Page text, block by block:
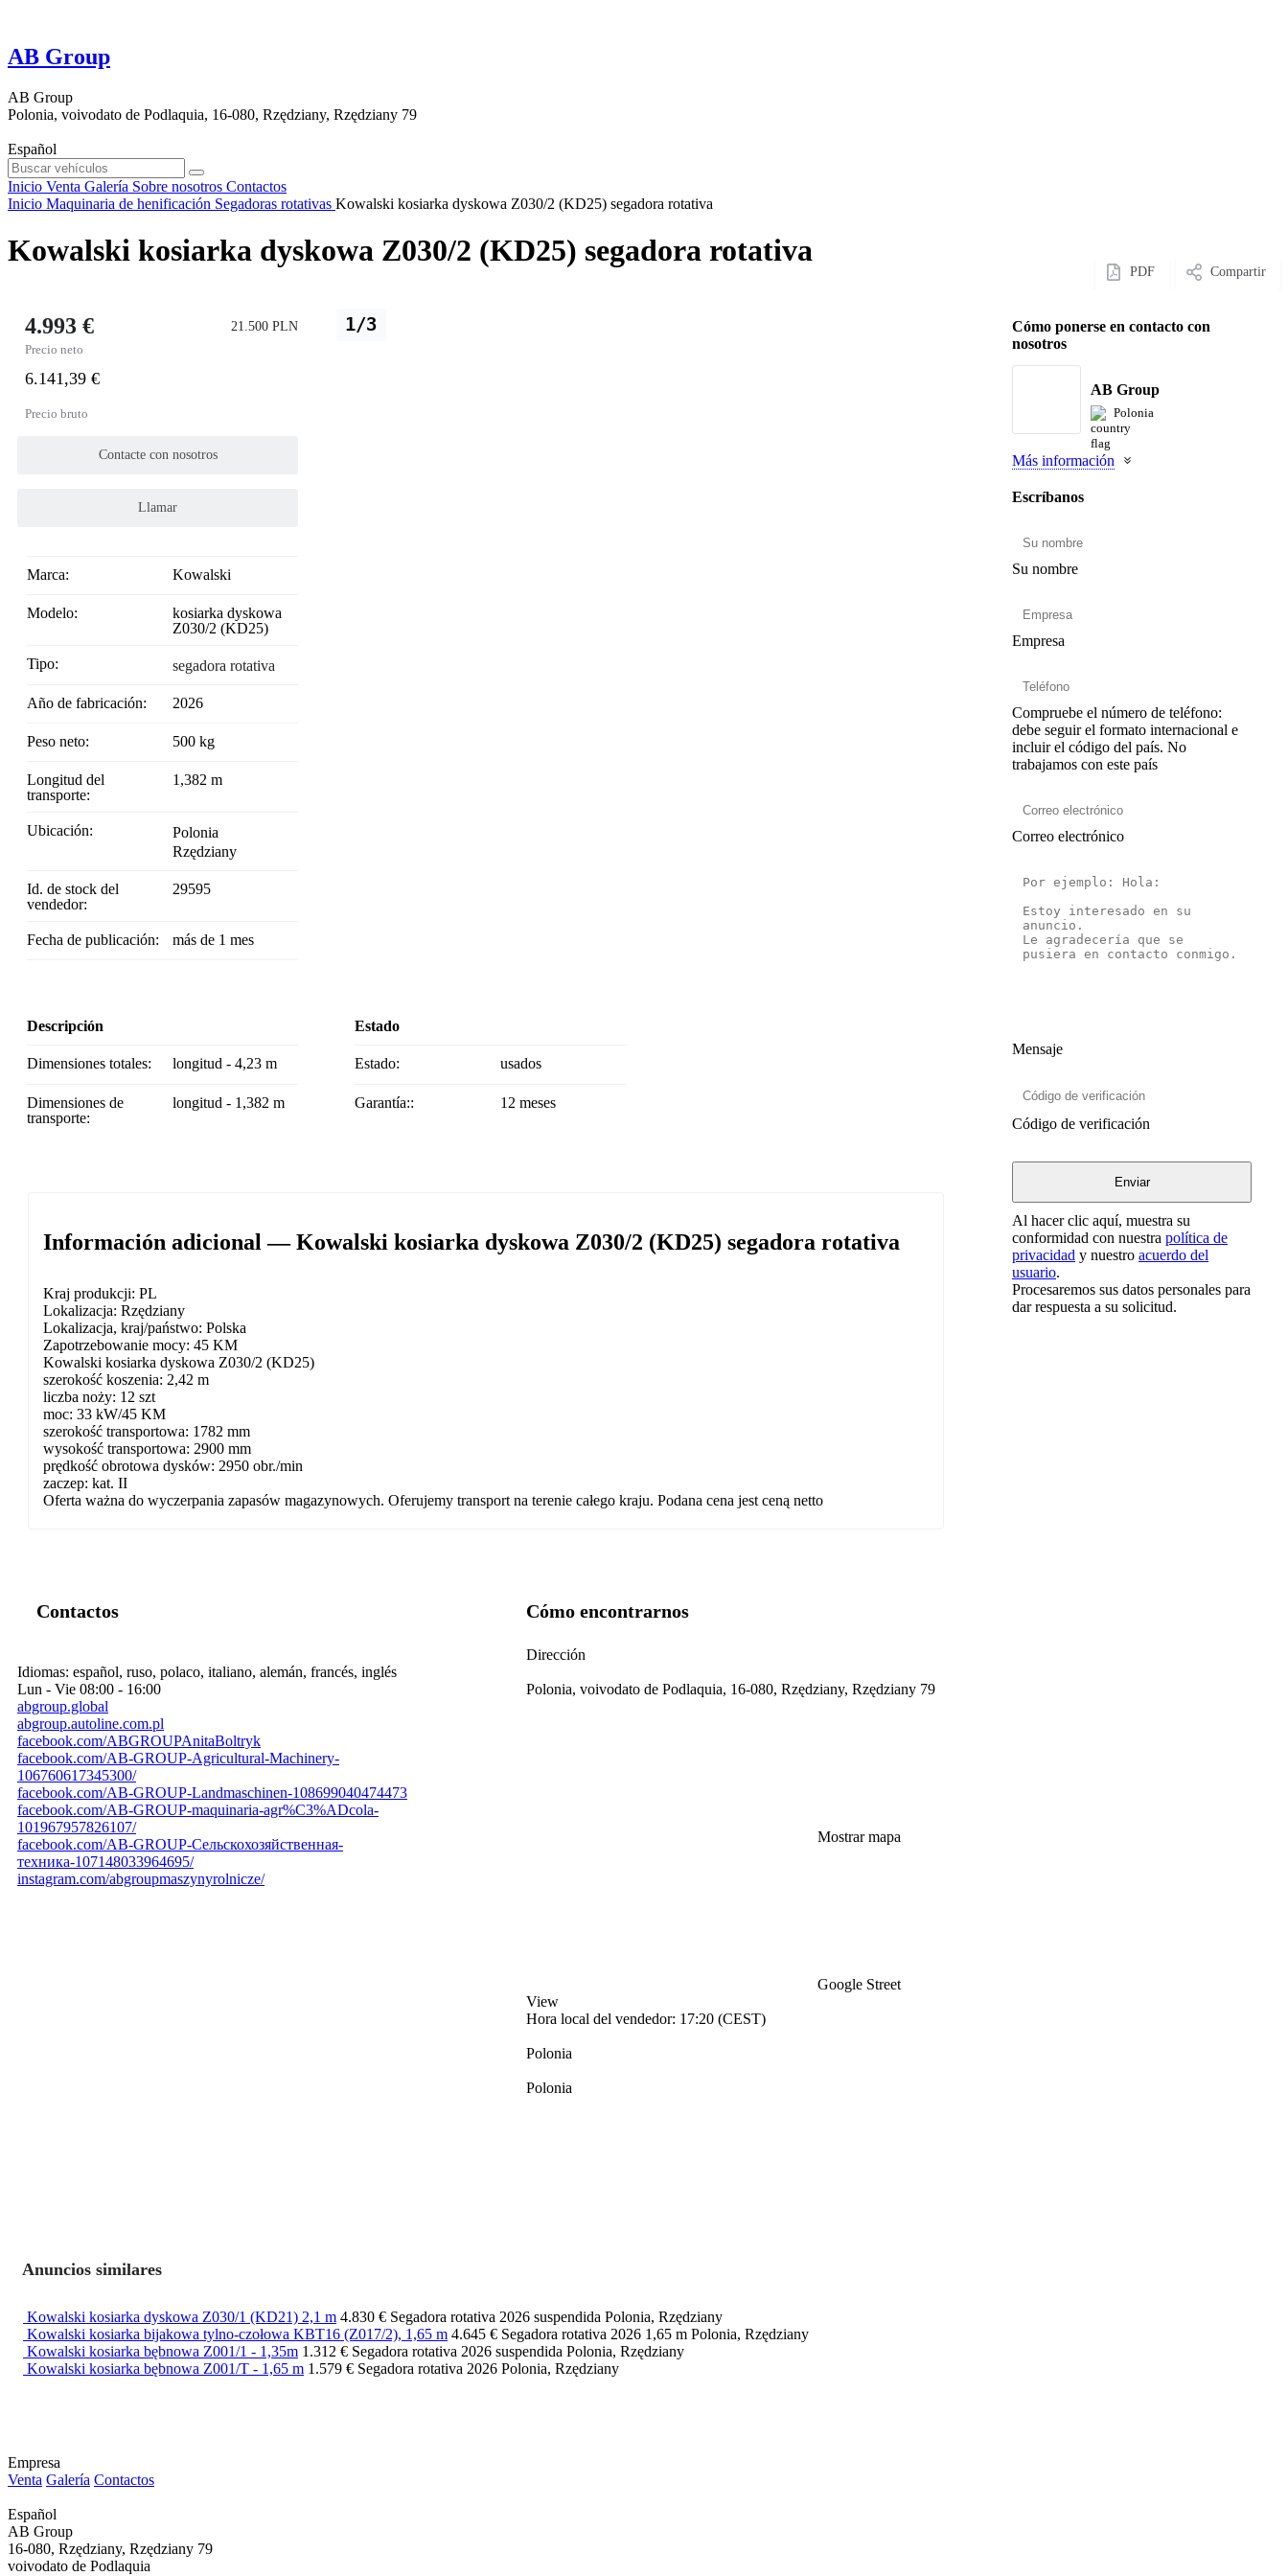
AB Group
AB Group
Polonia, voivodato de Podlaquia, 16-080, Rzędziany, Rzędziany 79
Español
Inicio Venta Galería Sobre nosotros Contactos
Inicio Maquinaria de henificación Segadoras rotativas Kowalski kosiarka dyskowa Z030/2 (KD25) segadora rotativa
Kowalski kosiarka dyskowa Z030/2 (KD25) segadora rotativa
PDF Compartir
1/3
4.993 €
Precio neto
21.500 PLN
6.141,39 €
Precio bruto
Contacte con nosotros
Llamar
Marca: Kowalski
Modelo:
kosiarka dyskowa
Z030/2 (KD25)
Tipo: segadora rotativa
Año de fabricación: 2026
Peso neto: 500 kg
Longitud del
transporte:
1,382 m
Ubicación:
Polonia
Rzędziany
Id. de stock del
vendedor:
29595
Fecha de publicación: más de 1 mes
Descripción
Dimensiones totales: longitud - 4,23 m
Dimensiones de
transporte:
longitud - 1,382 m
Estado
Estado: usados
Garantía:: 12 meses
Información adicional — Kowalski kosiarka dyskowa Z030/2 (KD25) segadora rotativa
Kraj produkcji: PL
Lokalizacja: Rzędziany
Lokalizacja, kraj/państwo: Polska
Zapotrzebowanie mocy: 45 KM
Kowalski kosiarka dyskowa Z030/2 (KD25)
szerokość koszenia: 2,42 m
liczba noży: 12 szt
moc: 33 kW/45 KM
szerokość transportowa: 1782 mm
wysokość transportowa: 2900 mm
prędkość obrotowa dysków: 2950 obr./min
zaczep: kat. II
Oferta ważna do wyczerpania zapasów magazynowych. Oferujemy transport na terenie całego kraju. Podana cena jest ceną netto
Cómo ponerse en contacto con
nosotros
AB Group
Polonia
Más información
Escríbanos
Su nombre
Empresa
Compruebe el número de teléfono:
debe seguir el formato internacional e
incluir el código del país. No
trabajamos con este país
Correo electrónico
Mensaje
Código de verificación
Al hacer clic aquí, muestra su
conformidad con nuestra política de
privacidad y nuestro acuerdo del
usuario.
Procesaremos sus datos personales para
dar respuesta a su solicitud.
Contactos
Idiomas: español, ruso, polaco, italiano, alemán, francés, inglés
Lun - Vie 08:00 - 16:00
abgroup.global
abgroup.autoline.com.pl
facebook.com/ABGROUPAnitaBoltryk
facebook.com/AB-GROUP-Agricultural-Machinery-
106760617345300/
facebook.com/AB-GROUP-Landmaschinen-108699040474473
facebook.com/AB-GROUP-maquinaria-agr%C3%ADcola-
101967957826107/
facebook.com/AB-GROUP-Сельскохозяйственная-
техника-107148033964695/
instagram.com/abgroupmaszynyrolnicze/
Cómo encontrarnos
Dirección
Polonia, voivodato de Podlaquia, 16-080, Rzędziany, Rzędziany 79
Mostrar mapa
Google Street
View
Hora local del vendedor: 17:20 (CEST)
Polonia
Polonia
Anuncios similares
Kowalski kosiarka dyskowa Z030/1 (KD21) 2,1 m 4.830 € Segadora rotativa 2026 suspendida Polonia, Rzędziany
Kowalski kosiarka bijakowa tylno-czołowa KBT16 (Z017/2), 1,65 m 4.645 € Segadora rotativa 2026 1,65 m Polonia, Rzędziany
Kowalski kosiarka bębnowa Z001/1 - 1,35m 1.312 € Segadora rotativa 2026 suspendida Polonia, Rzędziany
Kowalski kosiarka bębnowa Z001/T - 1,65 m 1.579 € Segadora rotativa 2026 Polonia, Rzędziany
Empresa
Venta Galería Contactos
Español
AB Group
16-080, Rzędziany, Rzędziany 79
voivodato de Podlaquia